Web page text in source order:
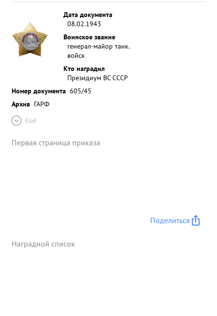
Дата документа
08.02.1943
Воинское звание
генерал-майор танк.
войск
Кто наградил
Президиум ВС СССР
Номер документа 605/45
Архив ГАРФ
Ещё
Первая страница приказа
Поделиться
Наградной список